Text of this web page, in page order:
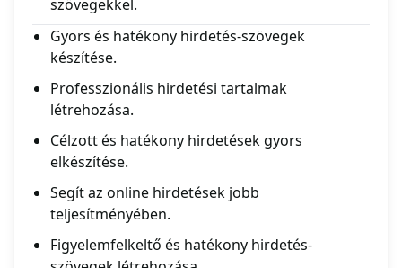
szövegekkel.
Gyors és hatékony hirdetés-szövegek
készítése.
Professzionális hirdetési tartalmak
létrehozása.
Célzott és hatékony hirdetések gyors
elkészítése.
Segít az online hirdetések jobb
teljesítményében.
Figyelemfelkeltő és hatékony hirdetés-